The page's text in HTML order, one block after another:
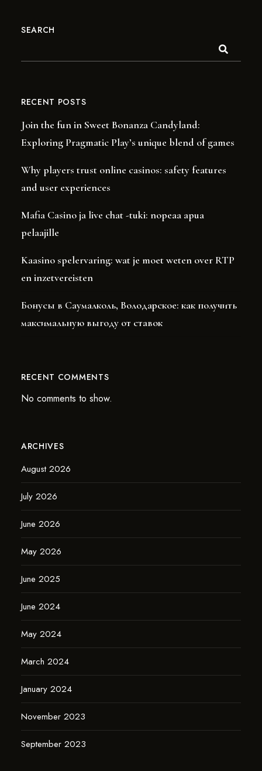
SEARCH
RECENT POSTS
Join the fun in Sweet Bonanza Candyland:
Exploring Pragmatic Play’s unique blend of games
Why players trust online casinos: safety features
and user experiences
Mafia Casino ja live chat -tuki: nopeaa apua
pelaajille
Kaasino spelervaring: wat je moet weten over RTP
en inzetvereisten
Бонусы в Саумалколь, Володарское: как получить
максимальную выгоду от ставок
RECENT COMMENTS
No comments to show.
ARCHIVES
August 2026
July 2026
June 2026
May 2026
June 2025
June 2024
May 2024
March 2024
January 2024
November 2023
September 2023